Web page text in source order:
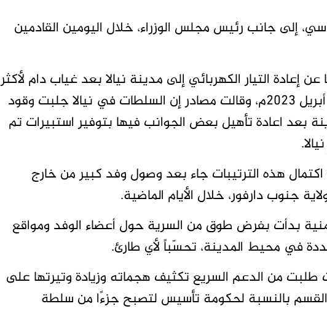
إلى جانب رئيس مجلس الوزراء، خلال اليومين القادمين
إعادة التيار الكهربائي إلى مدينة نيالا بعد غياب دام لأكثر
من سنتين، منذ اندلاع الحرب في أبريل 2023م، وقالت مصادر إن السلطات في نيالا جلبت وقود
بعد اعادة تأهيل بعض الجوانب فيها بتوفير استبيرات تم
مصادر بحسب دارفور24، إن اكتمال هذه الترتيبات جاء بعد وصول وفد كبير من خارج
جنوب دارفور، خلال الأيام الماضية.
بدأت بفرض طوق من السرية حول أعضاء الوفد ومواقع
في محيط المدينة، تحسّباً لأي طارئ.
طلبت من الدعم السريع تكثيف هجماته وزيادة وتيرتها على
القسم بالنسبة لحكومة تأسيس لتصبح جزءًا من سلطة